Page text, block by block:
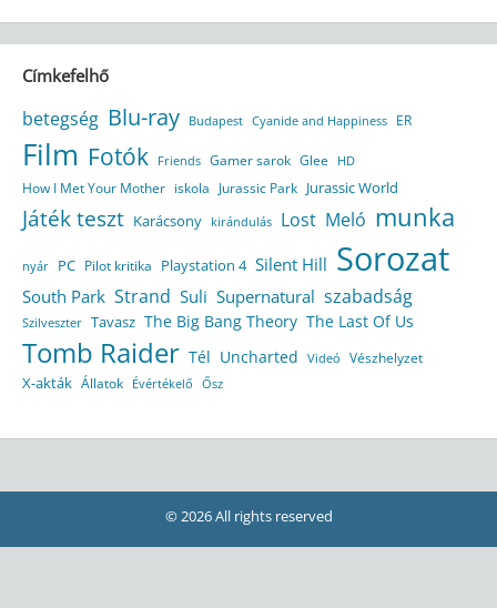
Címkefelhő
betegség Blu-ray Budapest Cyanide and Happiness ER
Film Fotók Friends Gamer sarok Glee HD
How I Met Your Mother iskola Jurassic Park Jurassic World
Játék teszt Karácsony kirándulás Lost Meló munka
nyár PC Pilot kritika Playstation 4 Silent Hill Sorozat
South Park Strand Suli Supernatural szabadság
Szilveszter Tavasz The Big Bang Theory The Last Of Us
Tomb Raider Tél Uncharted Videó Vészhelyzet
X-akták Állatok Évértékelő Ősz
© 2026 All rights reserved